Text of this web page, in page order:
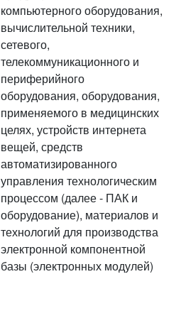
компьютерного оборудования,
вычислительной техники,
сетевого,
телекоммуникационного и
периферийного
оборудования, оборудования,
применяемого в медицинских
целях, устройств интернета
вещей, средств
автоматизированного
управления технологическим
процессом (далее - ПАК и
оборудование), материалов и
технологий для производства
электронной компонентной
базы (электронных модулей)